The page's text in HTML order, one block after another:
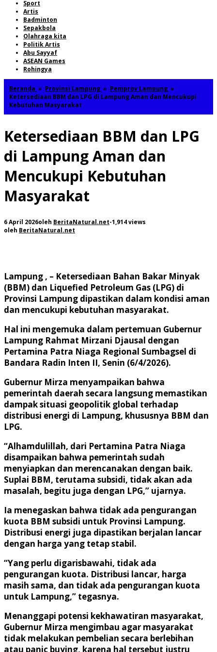
Sport
Artis
Badminton
Sepakbola
Olahraga kita
Politik Artis
Abu Sayyaf
ASEAN Games
Rohingya
Beranda » Provinsi Lampung » Pemprov Lampung »
Ketersediaan BBM dan LPG di Lampung Aman dan Mencukupi
Kebutuhan Masyarakat
Ketersediaan BBM dan LPG
di Lampung Aman dan
Mencukupi Kebutuhan
Masyarakat
6 April 2026oleh BeritaNatural.net-1,914 views
oleh BeritaNatural.net
Lampung , – Ketersediaan Bahan Bakar Minyak
(BBM) dan Liquefied Petroleum Gas (LPG) di
Provinsi Lampung dipastikan dalam kondisi aman
dan mencukupi kebutuhan masyarakat.
Hal ini mengemuka dalam pertemuan Gubernur
Lampung Rahmat Mirzani Djausal dengan
Pertamina Patra Niaga Regional Sumbagsel di
Bandara Radin Inten II, Senin (6/4/2026).
Gubernur Mirza menyampaikan bahwa
pemerintah daerah secara langsung memastikan
dampak situasi geopolitik global terhadap
distribusi energi di Lampung, khususnya BBM dan
LPG.
“Alhamdulillah, dari Pertamina Patra Niaga
disampaikan bahwa pemerintah sudah
menyiapkan dan merencanakan dengan baik.
Suplai BBM, terutama subsidi, tidak akan ada
masalah, begitu juga dengan LPG,” ujarnya.
Ia menegaskan bahwa tidak ada pengurangan
kuota BBM subsidi untuk Provinsi Lampung.
Distribusi energi juga dipastikan berjalan lancar
dengan harga yang tetap stabil.
“Yang perlu digarisbawahi, tidak ada
pengurangan kuota. Distribusi lancar, harga
masih sama, dan tidak ada pengurangan kuota
untuk Lampung,” tegasnya.
Menanggapi potensi kekhawatiran masyarakat,
Gubernur Mirza mengimbau agar masyarakat
tidak melakukan pembelian secara berlebihan
atau panic buying, karena hal tersebut justru